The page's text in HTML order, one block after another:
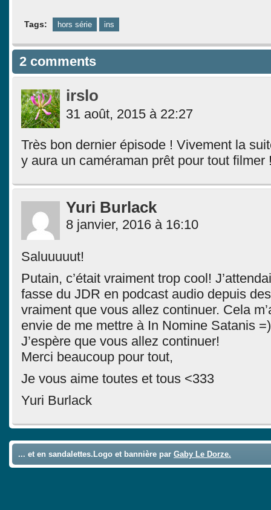
Tags: hors série ins
2 comments
irslo
31 août, 2015 à 22:27
Très bon dernier épisode ! Vivement la
y aura un caméraman prêt pour tout filmer
Yuri Burlack
8 janvier, 2016 à 16:10
Saluuuuut!
Putain, c’était vraiment trop cool!
fasse du JDR en podcast audio depuis
vraiment que vous allez continuer. Cela
envie de me mettre à In Nomine Satanis =)
J’espère que vous allez continuer!
Merci beaucoup pour tout,
Je vous aime toutes et tous <333
Yuri Burlack
... et en sandalettes.Logo et bannière par Gaby Le Dorze.